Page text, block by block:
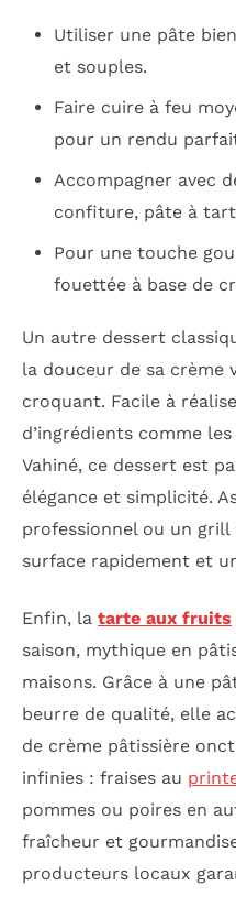
Utiliser une pâte
et souples.
Faire cuire à feu
pour un rendu
Accompagner avec
confiture, pâte à
Pour une touche
fouettée à base de
Un autre dessert
la douceur de sa crème
croquant. Facile à
d’ingrédients comme
Vahiné, ce dessert est
élégance et simplicité.
professionnel ou un
surface rapidement et
Enfin, la tarte aux fruits
saison, mythique en
maisons. Grâce à une
beurre de qualité, elle
de crème pâtissière
infinies : fraises au
pommes ou poires en
fraîcheur et
producteurs locaux